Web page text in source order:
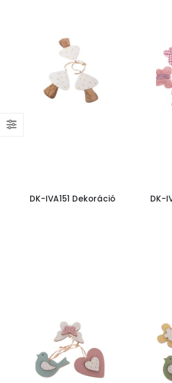
DK-IVA151 Dekoráció DK-